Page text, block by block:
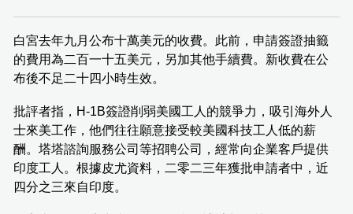
白宮去年九月公布十萬美元的收費。此前，申請簽證抽籤
的費用為二百一十五美元，另加其他手續費。新收費在公
布後不足二十四小時生效。
批評者指，H-1B簽證削弱美國工人的競爭力，吸引海外人
士來美工作，他們往往願意接受較美國科技工人低的薪
酬。塔塔諮詢服務公司等招聘公司，經常向企業客戶提供
印度工人。根據皮尤資料，二零二三年獲批申請者中，近
四分之三來自印度。